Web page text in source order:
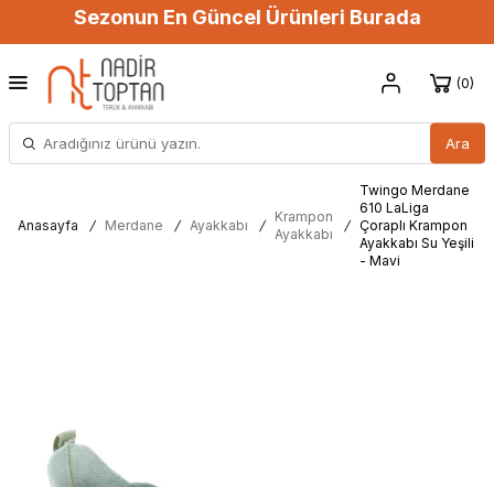
Sezonun En Güncel Ürünleri Burada
Ara
0
Anasayfa / Merdane / Ayakkabı /
Krampon
Ayakkabı
/
Twingo Merdane
610 LaLiga
Çoraplı Krampon
Ayakkabı Su Yeşili
- Mavi